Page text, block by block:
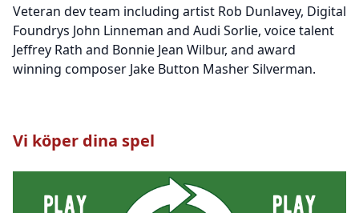
Veteran dev team including artist Rob Dunlavey, Digital
Foundrys John Linneman and Audi Sorlie, voice talent
Jeffrey Rath and Bonnie Jean Wilbur, and award
winning composer Jake Button Masher Silverman.
Vi köper dina spel